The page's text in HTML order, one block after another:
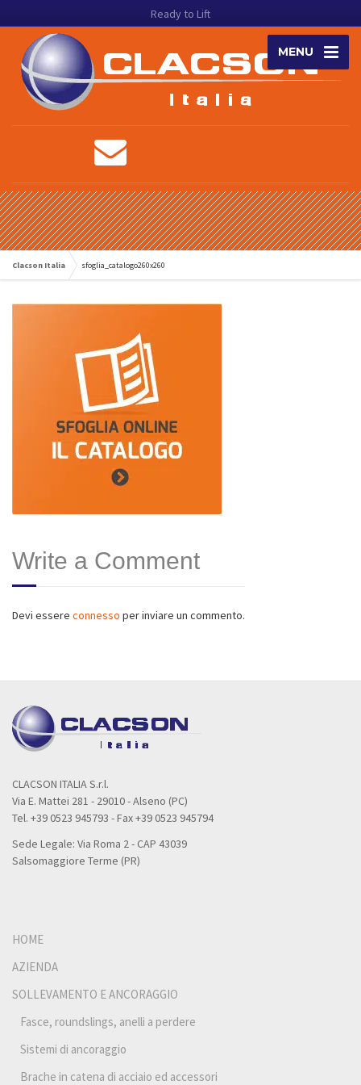
Ready to Lift
MENU
Clacson Italia sfoglia_catalogo260x260
Write a Comment
Devi essere connesso per inviare un commento.
CLACSON ITALIA S.r.l.
Via E. Mattei 281 - 29010 - Alseno (PC)
Tel. +39 0523 945793 - Fax +39 0523 945794
Sede Legale: Via Roma 2 - CAP 43039
Salsomaggiore Terme (PR)
HOME
AZIENDA
SOLLEVAMENTO E ANCORAGGIO
Fasce, roundslings, anelli a perdere
Sistemi di ancoraggio
Brache in catena di acciaio ed accessori